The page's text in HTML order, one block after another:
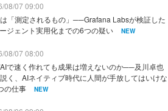
08/07 09:00
「測定されるもの」──Grafana Labsが検証した
ジェント実用化までの6つの疑い
NEW
08/07 08:00
で速く作れても成果は増えないのか──及川卓也
く、AIネイティブ時代に人間が手放してはいけな
の仕事
NEW